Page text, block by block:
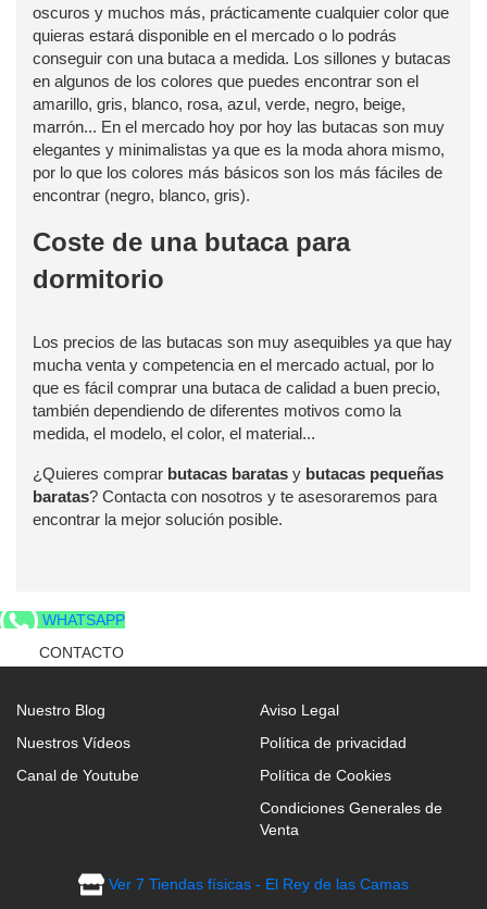
oscuros y muchos más, prácticamente cualquier color que
quieras estará disponible en el mercado o lo podrás
conseguir con una butaca a medida. Los sillones y butacas
en algunos de los colores que puedes encontrar son el
amarillo, gris, blanco, rosa, azul, verde, negro, beige,
marrón... En el mercado hoy por hoy las butacas son muy
elegantes y minimalistas ya que es la moda ahora mismo,
por lo que los colores más básicos son los más fáciles de
encontrar (negro, blanco, gris).
Coste de una butaca para
dormitorio
Los precios de las butacas son muy asequibles ya que hay
mucha venta y competencia en el mercado actual, por lo
que es fácil comprar una butaca de calidad a buen precio,
también dependiendo de diferentes motivos como la
medida, el modelo, el color, el material...
¿Quieres comprar butacas baratas y butacas pequeñas
baratas? Contacta con nosotros y te asesoraremos para
encontrar la mejor solución posible.
WHATSAPP
CONTACTO
Nuestro Blog
Nuestros Vídeos
Canal de Youtube
Aviso Legal
Política de privacidad
Política de Cookies
Condiciones Generales de
Venta
Ver 7 Tiendas físicas - El Rey de las Camas